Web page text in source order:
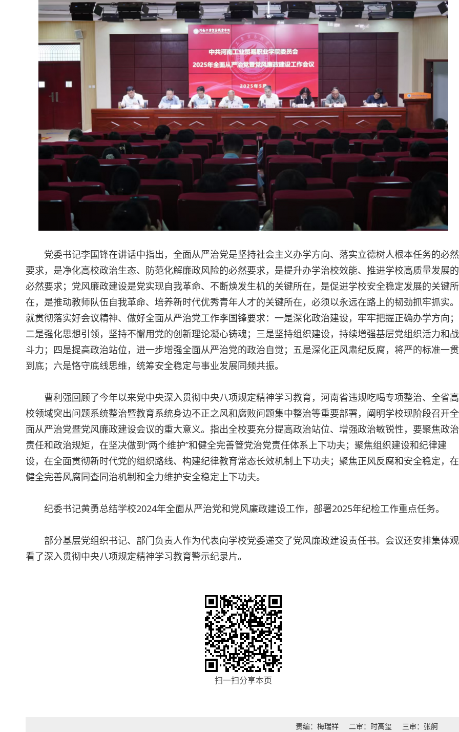
党委书记李国锋在讲话中指出，全面从严治党是坚持社会主义办学方向、落实立德树人根本任务的必然
要求，是净化高校政治生态、防范化解廉政风险的必然要求，是提升办学治校效能、推进学校高质量发展的
必然要求；党风廉政建设是党实现自我革命、不断焕发生机的关键所在，是促进学校安全稳定发展的关键所
在，是推动教师队伍自我革命、培养新时代优秀青年人才的关键所在，必须以永远在路上的韧劲抓牢抓实。
就贯彻落实好会议精神、做好全面从严治党工作李国锋要求：一是深化政治建设，牢牢把握正确办学方向；
二是强化思想引领，坚持不懈用党的创新理论凝心铸魂；三是坚持组织建设，持续增强基层党组织活力和战
斗力；四是提高政治站位，进一步增强全面从严治党的政治自觉；五是深化正风肃纪反腐，将严的标准一贯
到底；六是恪守底线思维，统筹安全稳定与事业发展同频共振。
曹利强回顾了今年以来党中央深入贯彻中央八项规定精神学习教育，河南省违规吃喝专项整治、全省高
校领域突出问题系统整治暨教育系统身边不正之风和腐败问题集中整治等重要部署，阐明学校现阶段召开全
面从严治党暨党风廉政建设会议的重大意义。指出全校要充分提高政治站位、增强政治敏锐性，要聚焦政治
责任和政治规矩，在坚决做到“两个维护”和健全完善管党治党责任体系上下功夫；聚焦组织建设和纪律建
设，在全面贯彻新时代党的组织路线、构建纪律教育常态长效机制上下功夫；聚焦正风反腐和安全稳定，在
健全完善风腐同查同治机制和全力维护安全稳定上下功夫。
纪委书记黄勇总结学校2024年全面从严治党和党风廉政建设工作，部署2025年纪检工作重点任务。
部分基层党组织书记、部门负责人作为代表向学校党委递交了党风廉政建设责任书。会议还安排集体观
看了深入贯彻中央八项规定精神学习教育警示纪录片。
扫一扫分享本页
责编：梅瑞祥 二审：时高玺 三审：张舸